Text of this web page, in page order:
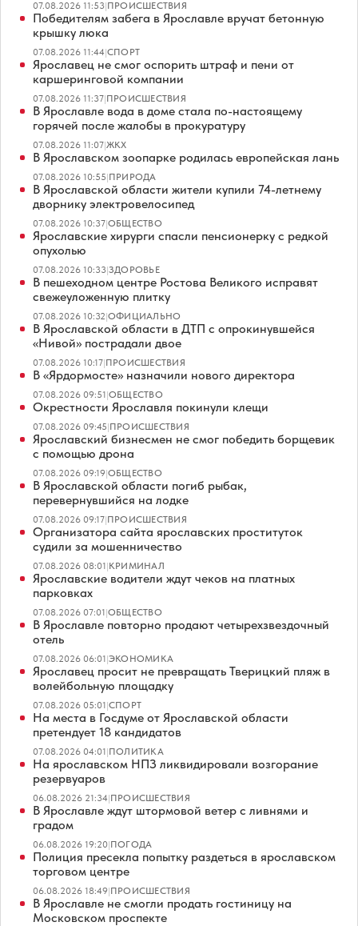
07.08.2026 11:53|ПРОИСШЕСТВИЯ
Победителям забега в Ярославле вручат бетонную
крышку люка
07.08.2026 11:44|СПОРТ
Ярославец не смог оспорить штраф и пени от
каршеринговой компании
07.08.2026 11:37|ПРОИСШЕСТВИЯ
В Ярославле вода в доме стала по-настоящему
горячей после жалобы в прокуратуру
07.08.2026 11:07|ЖКХ
В Ярославском зоопарке родилась европейская лань
07.08.2026 10:55|ПРИРОДА
В Ярославской области жители купили 74-летнему
дворнику электровелосипед
07.08.2026 10:37|ОБЩЕСТВО
Ярославские хирурги спасли пенсионерку с редкой
опухолью
07.08.2026 10:33|ЗДОРОВЬЕ
В пешеходном центре Ростова Великого исправят
свежеуложенную плитку
07.08.2026 10:32|ОФИЦИАЛЬНО
В Ярославской области в ДТП с опрокинувшейся
«Нивой» пострадали двое
07.08.2026 10:17|ПРОИСШЕСТВИЯ
В «Ярдормосте» назначили нового директора
07.08.2026 09:51|ОБЩЕСТВО
Окрестности Ярославля покинули клещи
07.08.2026 09:45|ПРОИСШЕСТВИЯ
Ярославский бизнесмен не смог победить борщевик
с помощью дрона
07.08.2026 09:19|ОБЩЕСТВО
В Ярославской области погиб рыбак,
перевернувшийся на лодке
07.08.2026 09:17|ПРОИСШЕСТВИЯ
Организатора сайта ярославских проституток
судили за мошенничество
07.08.2026 08:01|КРИМИНАЛ
Ярославские водители ждут чеков на платных
парковках
07.08.2026 07:01|ОБЩЕСТВО
В Ярославле повторно продают четырехзвездочный
отель
07.08.2026 06:01|ЭКОНОМИКА
Ярославец просит не превращать Тверицкий пляж в
волейбольную площадку
07.08.2026 05:01|СПОРТ
На места в Госдуме от Ярославской области
претендует 18 кандидатов
07.08.2026 04:01|ПОЛИТИКА
На ярославском НПЗ ликвидировали возгорание
резервуаров
06.08.2026 21:34|ПРОИСШЕСТВИЯ
В Ярославле ждут штормовой ветер с ливнями и
градом
06.08.2026 19:20|ПОГОДА
Полиция пресекла попытку раздеться в ярославском
торговом центре
06.08.2026 18:49|ПРОИСШЕСТВИЯ
В Ярославле не смогли продать гостиницу на
Московском проспекте